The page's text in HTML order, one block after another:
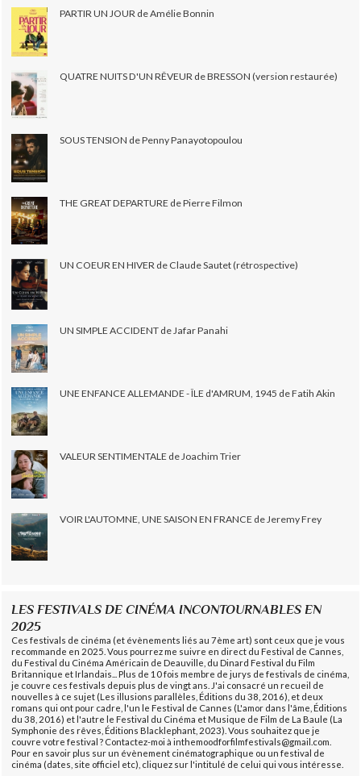
PARTIR UN JOUR de Amélie Bonnin
QUATRE NUITS D'UN RÊVEUR de BRESSON (version restaurée)
SOUS TENSION de Penny Panayotopoulou
THE GREAT DEPARTURE de Pierre Filmon
UN COEUR EN HIVER de Claude Sautet (rétrospective)
UN SIMPLE ACCIDENT de Jafar Panahi
UNE ENFANCE ALLEMANDE - ÎLE d'AMRUM, 1945 de Fatih Akin
VALEUR SENTIMENTALE de Joachim Trier
VOIR L'AUTOMNE, UNE SAISON EN FRANCE de Jeremy Frey
LES FESTIVALS DE CINÉMA INCONTOURNABLES EN
2025
Ces festivals de cinéma (et évènements liés au 7ème art) sont ceux que je vous
recommande en 2025. Vous pourrez me suivre en direct du Festival de Cannes,
du Festival du Cinéma Américain de Deauville, du Dinard Festival du Film
Britannique et Irlandais... Plus de 10 fois membre de jurys de festivals de cinéma,
je couvre ces festivals depuis plus de vingt ans. J'ai consacré un recueil de
nouvelles à ce sujet (Les illusions parallèles, Éditions du 38, 2016), et deux
romans qui ont pour cadre, l'un le Festival de Cannes (L'amor dans l'âme, Éditions
du 38, 2016) et l'autre le Festival du Cinéma et Musique de Film de La Baule (La
Symphonie des rêves, Éditions Blacklephant, 2023). Vous souhaitez que je
couvre votre festival ? Contactez-moi à inthemoodforfilmfestivals@gmail.com.
Pour en savoir plus sur un évènement cinématographique ou un festival de
cinéma (dates, site officiel etc), cliquez sur l'intitulé de celui qui vous intéresse.